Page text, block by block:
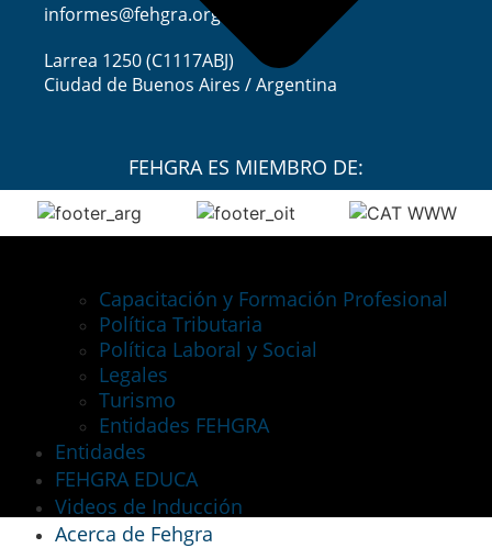
Capacitación y Formación Profesional
Política Tributaria
Política Laboral y Social
Legales
Turismo
Entidades FEHGRA
Entidades
FEHGRA EDUCA
Videos de Inducción
Acerca de Fehgra
informes@fehgra.org.ar
Larrea 1250 (C1117ABJ)
Ciudad de Buenos Aires / Argentina
FEHGRA ES MIEMBRO DE: